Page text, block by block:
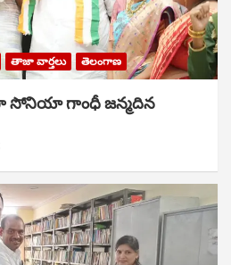
తాజా వార్తలు తెలంగాణ
సోనియా గాంధీ జ‌న్మ‌దిన